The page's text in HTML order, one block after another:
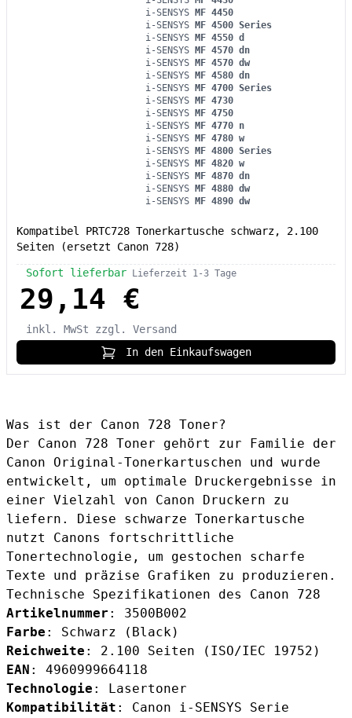
i-SENSYS MF 4450
i-SENSYS MF 4500 Series
i-SENSYS MF 4550 d
i-SENSYS MF 4570 dn
i-SENSYS MF 4570 dw
i-SENSYS MF 4580 dn
i-SENSYS MF 4700 Series
i-SENSYS MF 4730
i-SENSYS MF 4750
i-SENSYS MF 4770 n
i-SENSYS MF 4780 w
i-SENSYS MF 4800 Series
i-SENSYS MF 4820 w
i-SENSYS MF 4870 dn
i-SENSYS MF 4880 dw
i-SENSYS MF 4890 dw
Kompatibel PRTC728 Tonerkartusche schwarz, 2.100
Seiten (ersetzt Canon 728)
Sofort lieferbar Lieferzeit 1-3 Tage
29,14 €
inkl. MwSt
zzgl. Versand
In den Einkaufswagen
Was ist der Canon 728 Toner?
Der Canon 728 Toner gehört zur Familie der
Canon Original-Tonerkartuschen und wurde
entwickelt, um optimale Druckergebnisse in
einer Vielzahl von Canon Druckern zu
liefern. Diese schwarze Tonerkartusche
nutzt Canons fortschrittliche
Tonertechnologie, um gestochen scharfe
Texte und präzise Grafiken zu produzieren.
Technische Spezifikationen des Canon 728
Artikelnummer : 3500B002
Farbe : Schwarz (Black)
Reichweite : 2.100 Seiten (ISO/IEC 19752)
EAN : 4960999664118
Technologie : Lasertoner
Kompatibilität : Canon i-SENSYS Serie